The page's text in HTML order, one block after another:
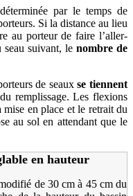
par le temps de
Si la distance au lieu
au porteur de faire l’aller-
seau suivant, le nombre de
de seauxse tiennent
remplissage. Les flexions
en place et le retrait du
au sol en attendant que le
en hauteur
de 30 cm à 45 cm du